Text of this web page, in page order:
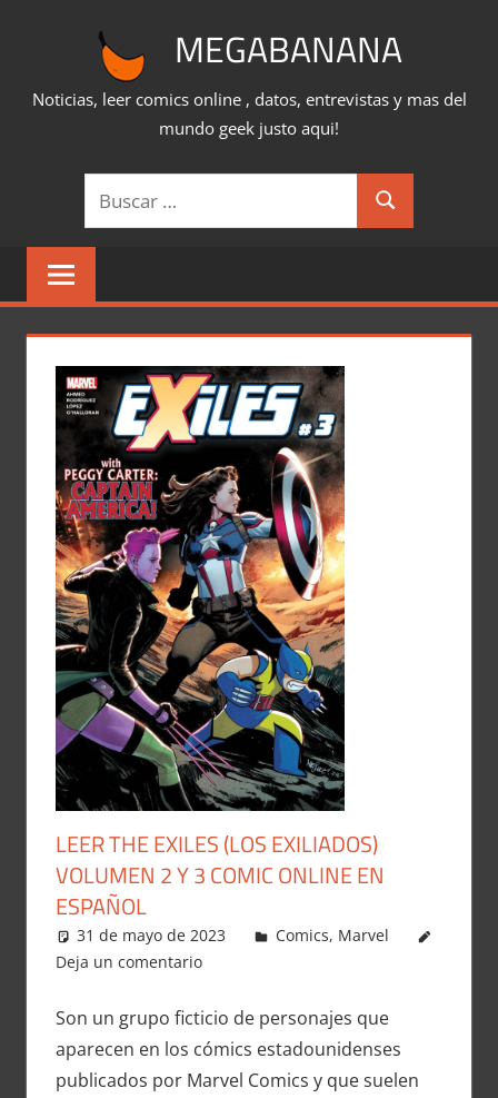
MEGABANANA
Noticias, leer comics online , datos, entrevistas y mas del
mundo geek justo aqui!
Buscar:
Buscar
LEER THE EXILES (LOS EXILIADOS)
VOLUMEN 2 Y 3 COMIC ONLINE EN
ESPAÑOL
31 de mayo de 2023 Carlitox Banana
Comics, Marvel
Deja un comentario
Son un grupo ficticio de personajes que
aparecen en los cómics estadounidenses
publicados por Marvel Comics y que suelen